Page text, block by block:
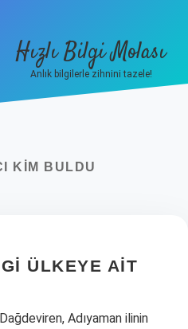
Hızlı Bilgi Molası
Anlık bilgilerle zihnini tazele!
KIM BULDU
ÜLKEYE AIT
Adıyaman ilinin